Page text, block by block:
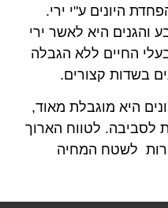
היונים ע"י ירי.
והגנים היא לאשר ירי
החיים ללא הגבלה
בשדות קצורים.
היא מוגבלת מאוד,
לסביבה. לטווח הארוך
לשטח המחיה